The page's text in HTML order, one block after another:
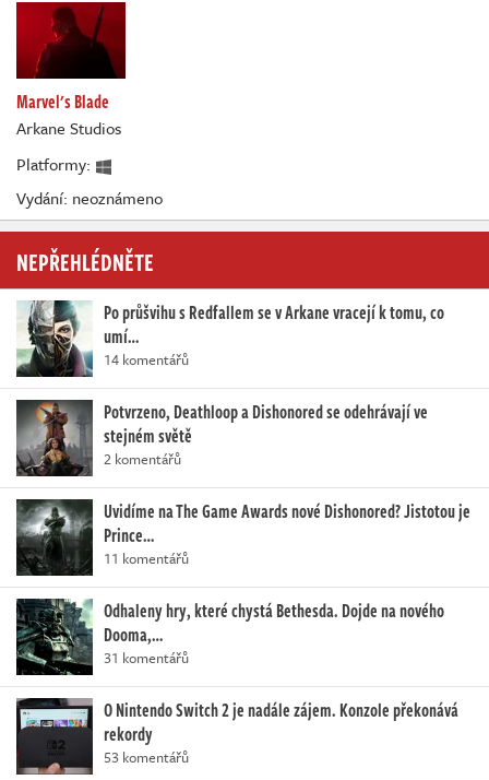
Marvel's Blade
Arkane Studios
Platformy:
Vydání: neoznámeno
NEPŘEHLÉDNĚTE
Po průšvihu s Redfallem se v Arkane vracejí k tomu, co
umí…
14 komentářů
Potvrzeno, Deathloop a Dishonored se odehrávají ve
stejném světě
2 komentářů
Uvidíme na The Game Awards nové Dishonored? Jistotou je
Prince…
11 komentářů
Odhaleny hry, které chystá Bethesda. Dojde na nového
Dooma,…
31 komentářů
O Nintendo Switch 2 je nadále zájem. Konzole překonává
rekordy
53 komentářů